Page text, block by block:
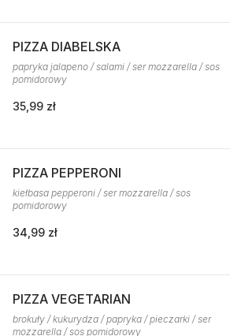
PIZZA DIABELSKA
papryka jalapeno / salami / ser mozzarella / sos
pomidorowy
35,99 zł
PIZZA PEPPERONI
kiełbasa pepperoni / ser mozzarella / sos
pomidorowy
34,99 zł
PIZZA VEGETARIAN
brokuły / kukurydza / papryka / pieczarki / ser
mozzarella / sos pomidorowy